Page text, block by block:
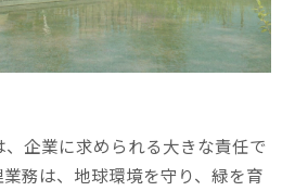
企業に求められる大きな責任で
務は、地球環境を守り、緑を育